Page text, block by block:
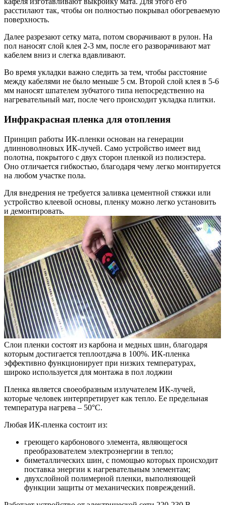
расстилают так, чтобы он полностью покрывал обогреваемую
поверхность.
Далее разрезают сетку мата, потом сворачивают в рулон. На
пол наносят слой клея 2-3 мм, после его разворачивают мат
кабелем вниз и слегка вдавливают.
Во время укладки важно следить за тем, чтобы расстояние
между кабелями не было меньше 5 см. Второй слой клея в 5-6
мм наносят шпателем зубчатого типа непосредственно на
нагревательный мат, после чего происходит укладка плитки.
Инфракрасная пленка для отопления
Принцип работы ИК-пленки основан на генерации
длинноволновых ИК-лучей. Само устройство имеет вид
полотна, покрытого с двух сторон пленкой из полиэстера.
Оно отличается гибкостью, благодаря чему легко монтируется
на любом участке пола.
Для внедрения не требуется заливка цементной стяжки или
устройство клеевой основы, пленку можно легко установить
и демонтировать.
Слои пленки состоят из карбона и медных шин, благодаря
которым достигается теплоотдача в 100%. ИК-пленка
эффективно функционирует при низких температурах,
широко используется для монтажа в пол лоджии
Пленка является своеобразным излучателем ИК-лучей,
которые человек интерпретирует как тепло. Ее предельная
температура нагрева – 50°С.
Любая ИК-пленка состоит из:
греющего карбонового элемента, являющегося
преобразователем электроэнергии в тепло;
биметаллических шин, с помощью которых происходит
поставка энергии к нагревательным элементам;
двухслойной полимерной пленки, выполняющей
функции защиты от механических повреждений.